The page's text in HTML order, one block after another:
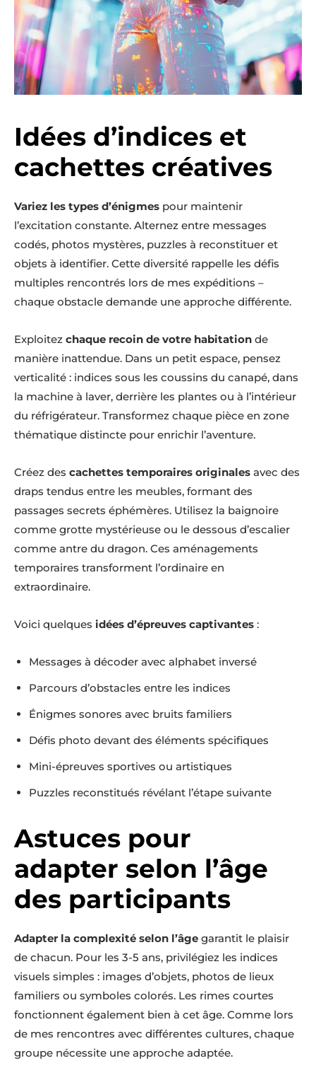
Idées d’indices et
cachettes créatives
Variez les types d’énigmes pour maintenir
l’excitation constante. Alternez entre messages
codés, photos mystères, puzzles à reconstituer et
objets à identifier. Cette diversité rappelle les défis
multiples rencontrés lors de mes expéditions –
chaque obstacle demande une approche différente.
Exploitez chaque recoin de votre habitation de
manière inattendue. Dans un petit espace, pensez
verticalité : indices sous les coussins du canapé, dans
la machine à laver, derrière les plantes ou à l’intérieur
du réfrigérateur. Transformez chaque pièce en zone
thématique distincte pour enrichir l’aventure.
Créez des cachettes temporaires originales avec des
draps tendus entre les meubles, formant des
passages secrets éphémères. Utilisez la baignoire
comme grotte mystérieuse ou le dessous d’escalier
comme antre du dragon. Ces aménagements
temporaires transforment l’ordinaire en
extraordinaire.
Voici quelques idées d’épreuves captivantes :
Messages à décoder avec alphabet inversé
Parcours d’obstacles entre les indices
Énigmes sonores avec bruits familiers
Défis photo devant des éléments spécifiques
Mini-épreuves sportives ou artistiques
Puzzles reconstitués révélant l’étape suivante
Astuces pour
adapter selon l’âge
des participants
Adapter la complexité selon l’âge garantit le plaisir
de chacun. Pour les 3-5 ans, privilégiez les indices
visuels simples : images d’objets, photos de lieux
familiers ou symboles colorés. Les rimes courtes
fonctionnent également bien à cet âge. Comme lors
de mes rencontres avec différentes cultures, chaque
groupe nécessite une approche adaptée.